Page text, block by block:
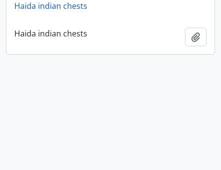
Haida indian chests
Haida indian chests